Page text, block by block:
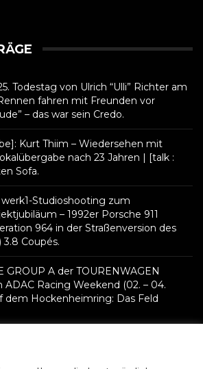
Todestag von Ulrich “Ulli” Richter am
fahren mit Freunden vor
– das war sein Credo.
Kurt Thiim – Wiedersehen mit
nach 23 Jahren | [talk :
Sofa.
Studioshooting zum
– 1992er Porsche 911
964 in der Straßenversion des
3.8 Coupés.
GROUP A der TOURENWAGEN
ADAC Racing Weekend (02. – 04.
dem Hockenheimring: Das Feld